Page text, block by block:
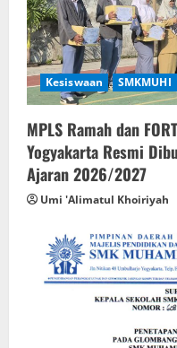
Kesiswaan SMKMUHI
MPLS Ramah dan
Yogyakarta Resmi
Ajaran 2026/2027
Umi 'Alimatul Khoiriyah